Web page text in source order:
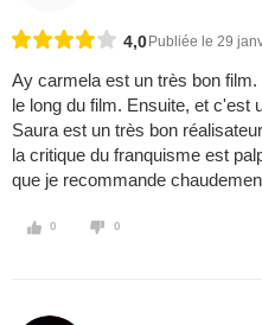
4,0 Publiée le 29
Ay carmela est un très bon
le long du film. Ensuite, et c'est
Saura est un très bon
la critique du franquisme est
que je recommande
0 0